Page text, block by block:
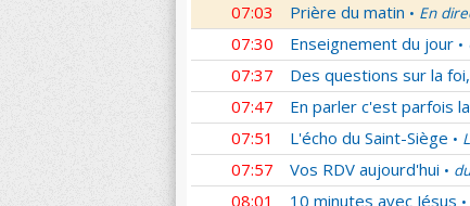
07:03 Prière du matin • En
07:30 Enseignement du jour •
07:37 Des questions sur la
07:47 En parler c'est parfois
07:51 L'écho du Saint-Siège •
07:57 Vos RDV aujourd'hui •
08:01 10 minutes avec Jésus •